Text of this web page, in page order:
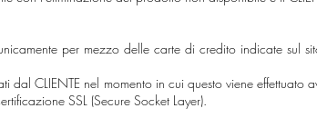
per mezzo delle carte di credito indicate sul
CLIENTE nel momento in cui questo viene effettuato
SSL (Secure Socket Layer).